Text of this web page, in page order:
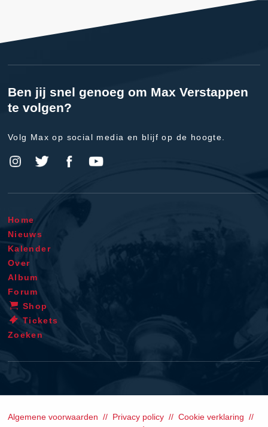
Ben jij snel genoeg om Max Verstappen
te volgen?
Volg Max op social media en blijf op de hoogte.
Home
Nieuws
Kalender
Over
Album
Forum
Shop
Tickets
Zoeken
Algemene voorwaarden Privacy policy
Cookie verklaring